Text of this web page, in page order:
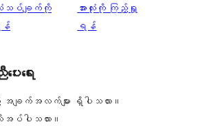
သပ်ချက်ကို
န်
သုံးသပ်
ချက်
အားလုံးကို ကြည့်ရှု
ရန်
းရေး
ည့် အချက်အလက်များ ရှိပါသလား။
ပါသလား။